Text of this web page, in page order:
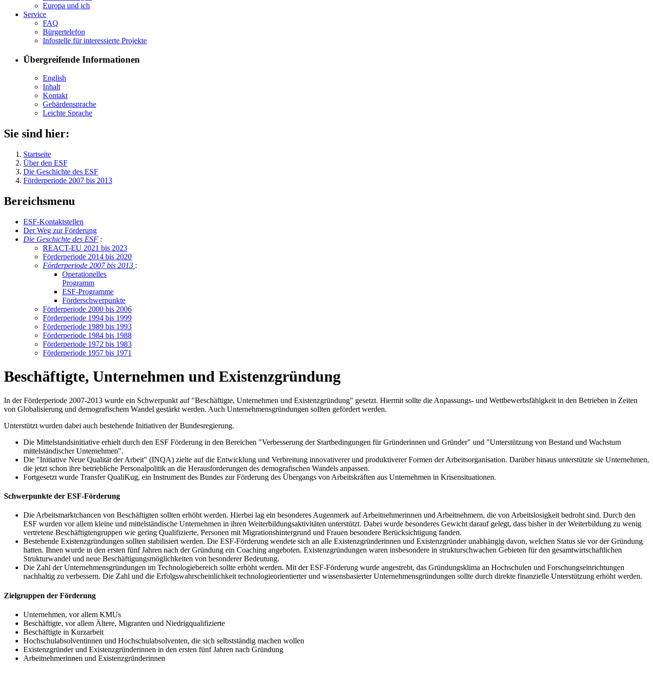
Eu­ro­pa und ich
Ser­vice
FAQ
Bür­ger­te­le­fon
In­fo­stel­le für in­ter­es­sier­te Pro­jek­te
Übergreifende Informationen
English
In­halt
Kon­takt
Ge­bär­den­spra­che
Leich­te Spra­che
Sie sind hier:
Startseite
Über den ESF
Die Geschichte des ESF
Förderperiode 2007 bis 2013
Bereichsmenu
ESF-Kon­takt­stel­len
Der Weg zur För­de­rung
Die Ge­schich­te des ESF :
RE­ACT-EU 2021 bis 2023
För­der­pe­ri­ode 2014 bis 2020
För­der­pe­ri­ode 2007 bis 2013 :
Ope­ra­tio­nel­les
Pro­gramm
ESF-Pro­gram­me
För­der­schwer­punk­te
För­der­pe­ri­ode 2000 bis 2006
För­der­pe­ri­ode 1994 bis 1999
För­der­pe­ri­ode 1989 bis 1993
För­der­pe­ri­ode 1984 bis 1988
För­der­pe­ri­ode 1972 bis 1983
För­der­pe­ri­ode 1957 bis 1971
Beschäftigte, Unternehmen und Existenzgründung
In der Förderperiode 2007-2013 wurde ein Schwerpunkt auf "Beschäftigte, Unternehmen und Existenzgründung" gesetzt. Hiermit sollte die Anpassungs- und Wettbewerbsfähigkeit in den Betrieben in Zeiten
von Globalisierung und demografischem Wandel gestärkt werden. Auch Unternehmensgründungen sollten gefördert werden.
Unterstützt wurden dabei auch bestehende Initiativen der Bundesregierung.
Die Mittelstandsinitiative erhielt durch den ESF Förderung in den Bereichen "Verbesserung der Startbedingungen für Gründerinnen und Gründer" und "Unterstützung von Bestand und Wachstum
mittelständischer Unternehmen".
Die "Initiative Neue Qualität der Arbeit" (INQA) zielte auf die Entwicklung und Verbreitung innovativerer und produktiverer Formen der Arbeitsorganisation. Darüber hinaus unterstützte sie Unternehmen,
die jetzt schon ihre betriebliche Personalpolitik an die Herausforderungen des demografischen Wandels anpassen.
Fortgesetzt wurde Transfer QualiKug, ein Instrument des Bundes zur Förderung des Übergangs von Arbeitskräften aus Unternehmen in Krisensituationen.
Schwerpunkte der ESF-Förderung
Die Arbeitsmarktchancen von Beschäftigten sollten erhöht werden. Hierbei lag ein besonderes Augenmerk auf Arbeitnehmerinnen und Arbeitnehmern, die von Arbeitslosigkeit bedroht sind. Durch den
ESF wurden vor allem kleine und mittelständische Unternehmen in ihren Weiterbildungsaktivitäten unterstützt. Dabei wurde besonderes Gewicht darauf gelegt, dass bisher in der Weiterbildung zu wenig
vertretene Beschäftigtengruppen wie gering Qualifizierte, Personen mit Migrationshintergrund und Frauen besondere Berücksichtigung fanden.
Bestehende Existenzgründungen sollten stabilisiert werden. Die ESF-Förderung wendete sich an alle Existenzgründerinnen und Existenzgründer unabhängig davon, welchen Status sie vor der Gründung
hatten. Ihnen wurde in den ersten fünf Jahren nach der Gründung ein Coaching angeboten. Existenzgründungen waren insbesondere in strukturschwachen Gebieten für den gesamtwirtschaftlichen
Strukturwandel und neue Beschäftigungsmöglichkeiten von besonderer Bedeutung.
Die Zahl der Unternehmensgründungen im Technologiebereich sollte erhöht werden. Mit der ESF-Förderung wurde angestrebt, das Gründungsklima an Hochschulen und Forschungseinrichtungen
nachhaltig zu verbessern. Die Zahl und die Erfolgswahrscheinlichkeit technologieorientierter und wissensbasierter Unternehmensgründungen sollte durch direkte finanzielle Unterstützung erhöht werden.
Zielgruppen der Förderung
Unternehmen, vor allem KMUs
Beschäftigte, vor allem Ältere, Migranten und Niedrigqualifizierte
Beschäftigte in Kurzarbeit
Hochschulabsolventinnen und Hochschulabsolventen, die sich selbstständig machen wollen
Existenzgründer und Existenzgründerinnen in den ersten fünf Jahren nach Gründung
Arbeitnehmerinnen und Existenzgründerinnen